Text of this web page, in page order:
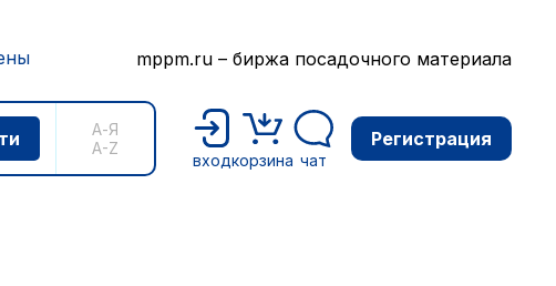
mppm.ru – биржа посадочного материала
А-Я
A-Z
входкорзина чат
Регистрация